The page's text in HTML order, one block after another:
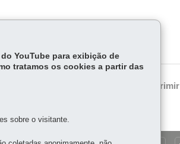
Imprimir
YouTube para exibição de
tratamos os cookies a partir das
sobre o visitante.